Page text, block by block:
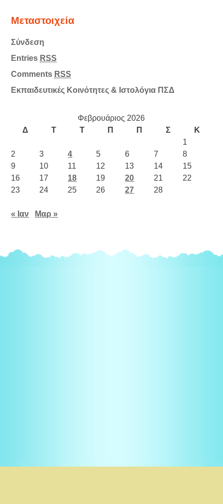
Μεταστοιχεία
Σύνδεση
Entries RSS
Comments RSS
Εκπαιδευτικές Κοινότητες & Ιστολόγια ΠΣΔ
Φεβρουάριος 2026
Δ
Τ Τ Π Π Σ
Κ
1
2
3 4 5 6 7
8
9
10 11 12 13 14
15
16
17 18 19 20 21
22
23
24 25 26 27 28
« Ιαν Μαρ »